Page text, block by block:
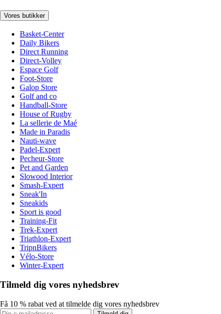
Vores butikker
Basket-Center
Daily Bikers
Direct Running
Direct-Volley
Espace Golf
Foot-Store
Galop Store
Golf and co
Handball-Store
House of Rugby
La sellerie de Maé
Made in Paradis
Nauti-wave
Padel-Expert
Pecheur-Store
Pet and Garden
Slowood Interior
Smash-Expert
Sneak'In
Sneakids
Sport is good
Training-Fit
Trek-Expert
Triathlon-Expert
TripnBikers
Vélo-Store
Winter-Expert
Tilmeld dig vores nyhedsbrev
Få 10 % rabat ved at tilmelde dig vores nyhedsbrev